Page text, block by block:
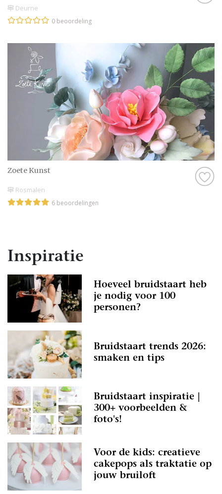
Deurne
0 beoordeling
Zoete Kunst
Rosmalen
6 beoordelingen
Inspiratie
Hoeveel bruidstaart heb
je nodig voor 100
personen?
Bruidstaart trends 2026:
smaken en tips
Bruidstaart inspiratie |
300+ voorbeelden &
foto's!
Voor de kids: creatieve
cakepops als traktatie op
jouw bruiloft